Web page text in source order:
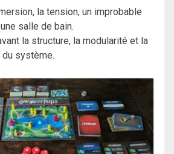
la tension, un improbable
salle de bain.
la structure, la modularité et la
du système.